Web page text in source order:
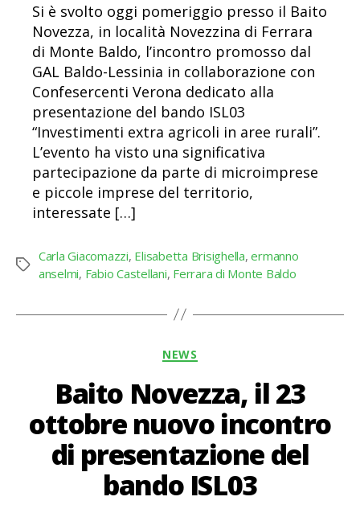
Si è svolto oggi pomeriggio presso il Baito
Novezza, in località Novezzina di Ferrara
di Monte Baldo, l’incontro promosso dal
GAL Baldo-Lessinia in collaborazione con
Confesercenti Verona dedicato alla
presentazione del bando ISL03
“Investimenti extra agricoli in aree rurali”.
L’evento ha visto una significativa
partecipazione da parte di microimprese
e piccole imprese del territorio,
interessate […]
Tag
Carla Giacomazzi, Elisabetta Brisighella,ermanno
anselmi, Fabio Castellani, Ferrara di Monte Baldo
Categorie
NEWS
Baito Novezza, il 23
ottobre nuovo incontro
di presentazione del
bando ISL03